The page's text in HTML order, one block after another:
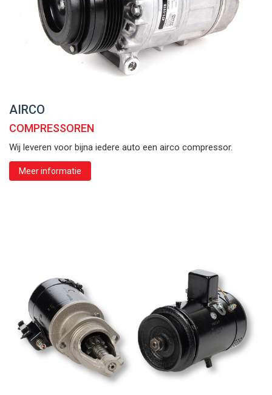
AIRCO
COMPRESSOREN
Wij leveren voor bijna iedere auto een airco compressor.
Meer informatie